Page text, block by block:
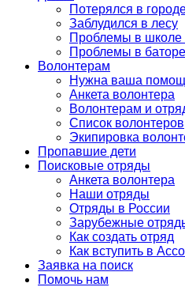
Потерялся в
Заблудился в лесу
Проблемы в школе
Проблемы в баторе
Волонтерам
Нужна ваша
Анкета волонтера
Волонтерам и
Список волонтеров
Экипировка
Пропавшие дети
Поисковые отряды
Анкета волонтера
Наши отряды
Отряды в России
Зарубежные
Как создать отряд
Как вступить в
Заявка на поиск
Помочь нам